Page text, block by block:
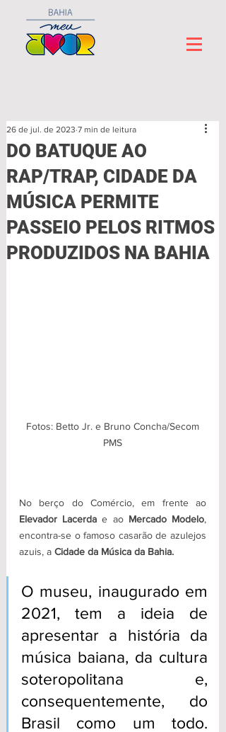
DO BATUQUE AO
RAP/TRAP, CIDADE DA
MÚSICA PERMITE
PASSEIO PELOS RITMOS
PRODUZIDOS NA BAHIA
26 de jul. de 2023 7 min de leitura
PMS
No berço do Comércio, em frente ao
Elevador Lacerda e ao Mercado Modelo,
encontra-se o famoso casarão de azulejos
azuis, a Cidade da Música da Bahia.
O museu, inaugurado em
2021, tem a ideia de
apresentar a história da
música baiana, da cultura
soteropolitana e,
consequentemente, do
Brasil como um todo.